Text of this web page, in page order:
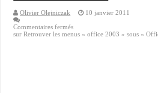
Olivier Olejniczak
10 janvier 2011
Commentaires fermés
sur Retrouver les menus « office 2003 » sous «